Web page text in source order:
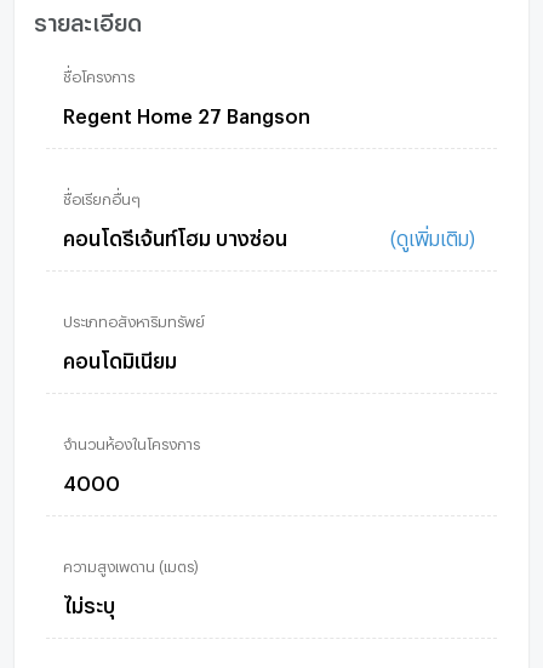
รายละเอียด
ชื่อโครงการ
Regent Home 27 Bangson
ชื่อเรียกอื่นๆ
คอนโดรีเจ้นท์โฮม บางซ่อน (ดูเพิ่มเติม)
ประเภทอสังหาริมทรัพย์
คอนโดมิเนียม
จำนวนห้องในโครงการ
4000
ความสูงเพดาน (เมตร)
ไม่ระบุ